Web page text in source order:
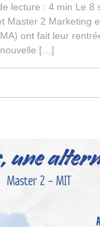
lecture : 4 min Le 8
Master 2 Marketing
ont fait leur
nouvelle […]